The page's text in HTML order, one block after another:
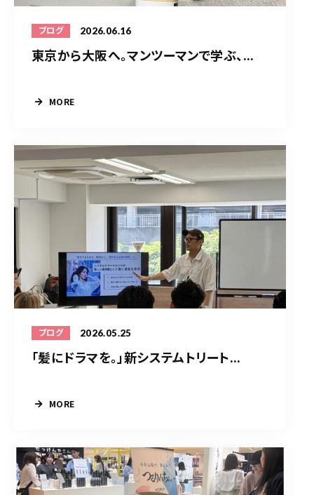
ブログ 2026.06.16
東京から大阪へ。マンツーマンで学ぶ、...
MORE
ブログ 2026.05.25
「髪にドラマを。」新システムトリート...
MORE